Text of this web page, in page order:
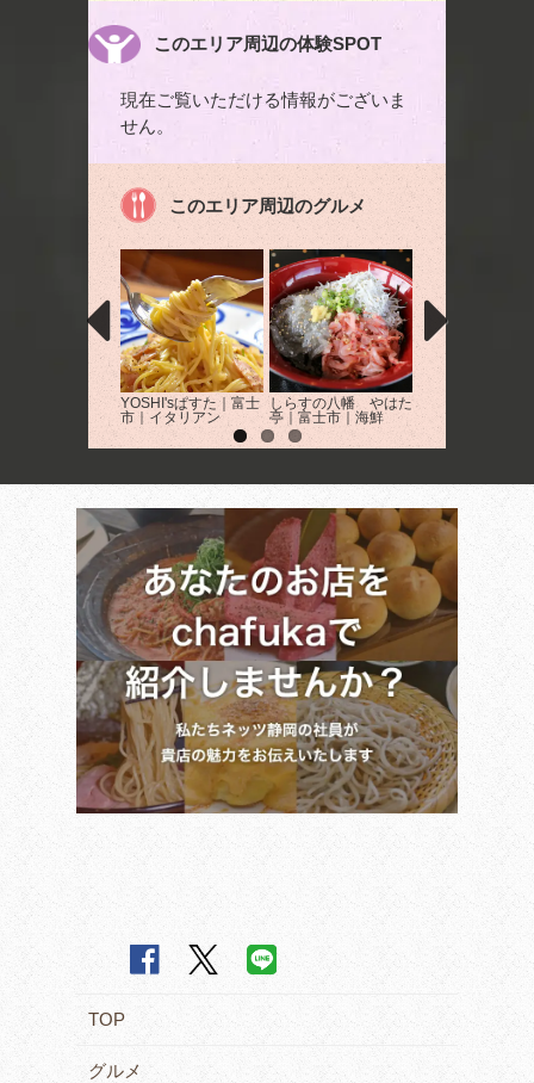
このエリア周辺の体験SPOT
現在ご覧いただける情報がございま
せん。
このエリア周辺のグルメ
YOSHI'sぱすた｜富士
市｜イタリアン
しらすの八幡 やはた
亭｜富士市｜海鮮
酒屋
TOP
グルメ